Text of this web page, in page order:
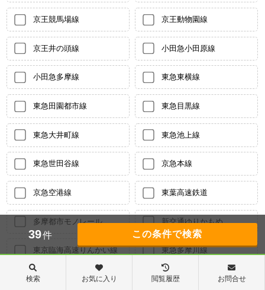
京王競馬場線 京王動物園線
京王井の頭線 小田急小田原線
小田急多摩線 東急東横線
東急田園都市線 東急目黒線
東急大井町線 東急池上線
東急世田谷線 京急本線
京急空港線 東葉高速鉄道
多摩都市モノレール 新交通ゆりかもめ
東京臨海高速りんかい線 東急多摩川線
埼玉高速鉄道 つくばエクスプレス
39件
検索 お気に入り 閲覧履歴 お問合せ